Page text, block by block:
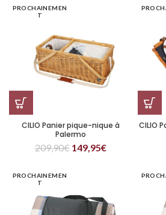
PROCHAINEMEN
T
CILIO Panier pique-nique à
Palermo
209,90€ 149,95€
CILIO
PROCHAINEMEN
T